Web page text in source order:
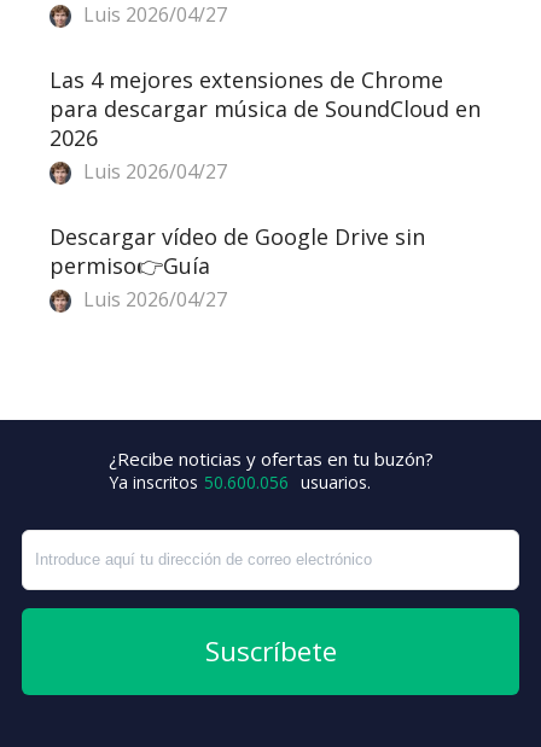
Luis 2026/04/27
Las 4 mejores extensiones de Chrome
para descargar música de SoundCloud en
2026
Luis 2026/04/27
Descargar vídeo de Google Drive sin
permiso👉Guía
Luis 2026/04/27
¿Recibe noticias y ofertas en tu buzón?
Ya inscritos 50.600.056 usuarios.
Suscríbete
+4